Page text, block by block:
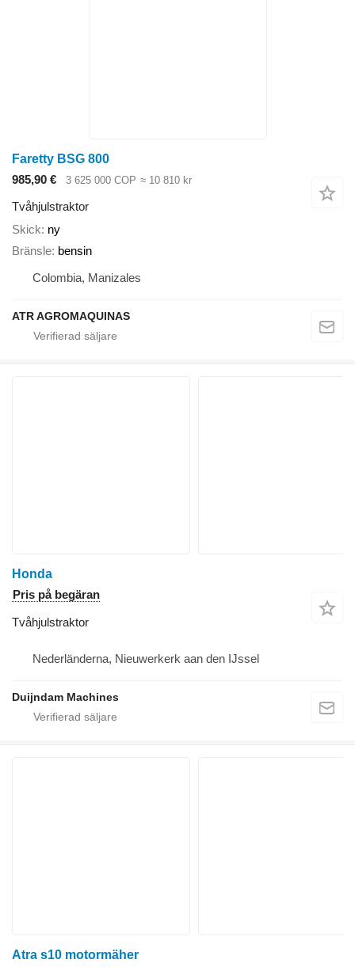
Faretty BSG 800
985,90 €
3 625 000 COP ≈ 10 810 kr
Tvåhjulstraktor
Skick ny
Bränsle bensin
Colombia, Manizales
ATR AGROMAQUINAS
Honda
Pris på begäran
Tvåhjulstraktor
Nederländerna, Nieuwerkerk aan den IJssel
Duijndam Machines
Atra s10 motormäher